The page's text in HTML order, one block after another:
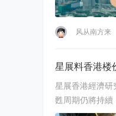
风从南方来
星展料香港楼
星展香港經濟研